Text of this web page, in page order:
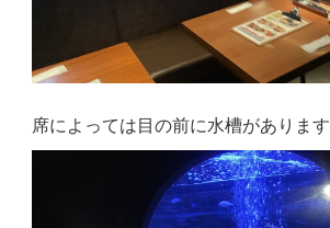
席によっては目の前に水槽があります